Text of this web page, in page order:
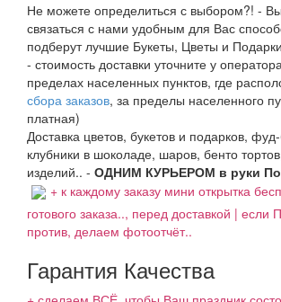
Не можете определиться с выбором?! -
связаться с нами удобным для Вас
подберут лучшие Букеты, Цветы и
- стоимость доставки уточните у
пределах населенных пунктов, где
сбора заказов, за пределы населенного
платная)
Доставка цветов, букетов и подарков,
клубники в шоколаде, шаров, бенто
изделий.. - ОДНИМ КУРЬЕРОМ в руки
+ к каждому заказу мини открытка
готового заказа.., перед доставкой | если
против, делаем фотоотчёт..
Гарантия Качества